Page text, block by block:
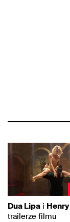
Dua Lipa i
trailerze filmu